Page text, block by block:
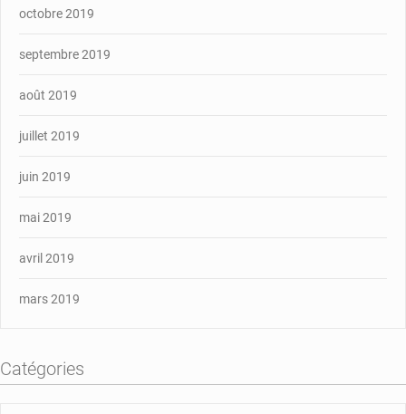
octobre 2019
septembre 2019
août 2019
juillet 2019
juin 2019
mai 2019
avril 2019
mars 2019
Catégories